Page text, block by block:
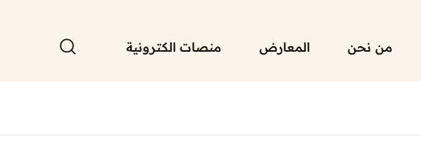
من نحن المعارض منصات الكترونية